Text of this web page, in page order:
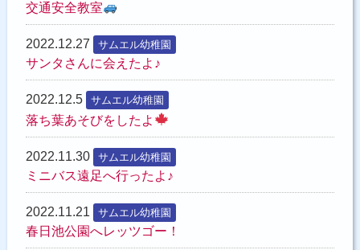
交通安全教室
2022.12.27 サムエル幼稚園
サンタさんに会えたよ♪
2022.12.5 サムエル幼稚園
落ち葉あそびをしたよ
2022.11.30 サムエル幼稚園
ミニバス遠足へ行ったよ♪
2022.11.21 サムエル幼稚園
春日池公園へレッツゴー！